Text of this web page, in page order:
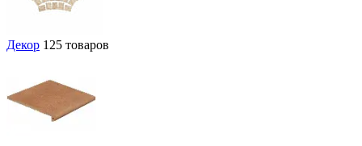
Декор 125 товаров